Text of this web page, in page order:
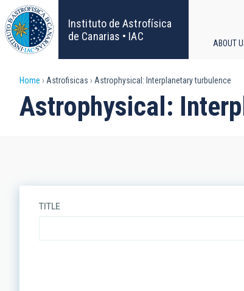
Skip
to
main
content
Instituto de Astrofísica
de Canarias • IAC
ABOUT
Breadcrumb
Home Astrofisicas Astrophysical: Interplanetary turbulence
Astrophysical:
TITLE